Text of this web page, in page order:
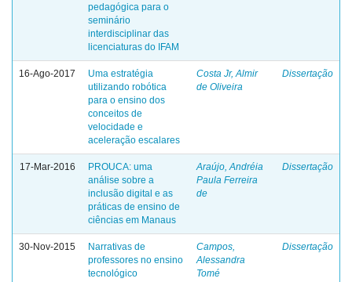
pedagógica para o
seminário
interdisciplinar das
licenciaturas do IFAM
16-Ago-2017
Uma estratégia
utilizando robótica
para o ensino dos
conceitos de
velocidade e
aceleração escalares
Costa Jr, Almir
de Oliveira
Dissertação
17-Mar-2016
PROUCA: uma
análise sobre a
inclusão digital e as
práticas de ensino de
ciências em Manaus
Araújo, Andréia
Paula Ferreira
de
Dissertação
30-Nov-2015
Narrativas de
professores no ensino
tecnológico
Campos,
Alessandra
Tomé
Dissertação